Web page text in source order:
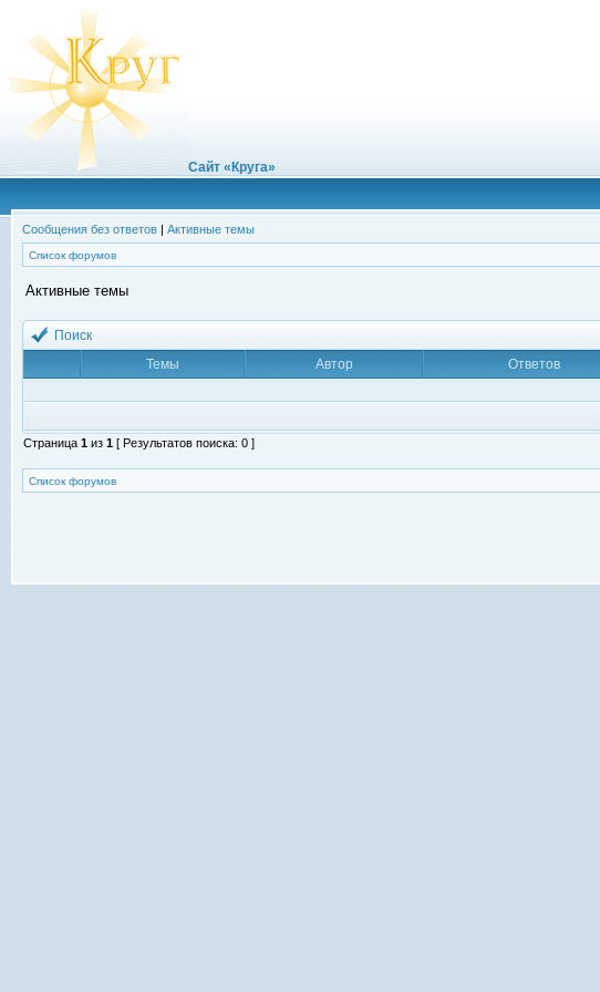
Сайт «Круга»
Сообщения без ответов | Активные темы
Список форумов
Активные темы
Поиск
Темы
Автор Ответов
Страница 1 из 1 [ Результатов поиска: 0 ]
Список форумов